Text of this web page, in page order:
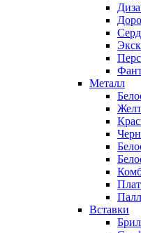
Металл
Вставки